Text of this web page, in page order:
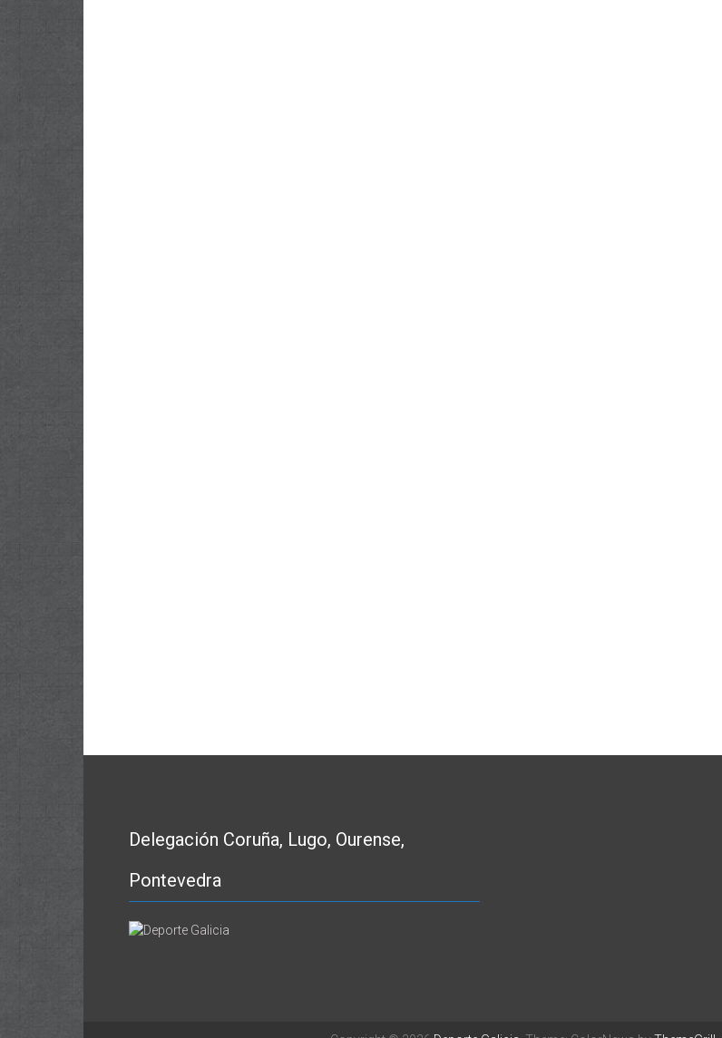
Delegación Coruña, Lugo, Ourense,
Pontevedra